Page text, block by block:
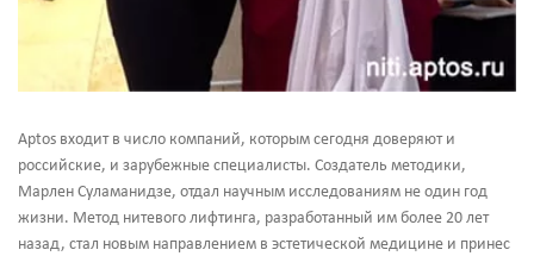
Aptos входит в число компаний, которым сегодня доверяют и
российские, и зарубежные специалисты. Создатель методики,
Марлен Суламанидзе, отдал научным исследованиям не один год
жизни. Метод нитевого лифтинга, разработанный им более 20 лет
назад, стал новым направлением в эстетической медицине и принес